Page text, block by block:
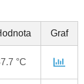
Graf
°C